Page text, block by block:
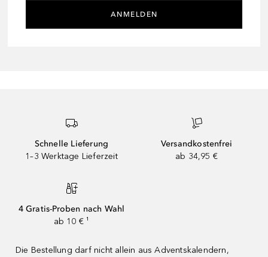
ANMELDEN
Schnelle Lieferung
1–3 Werktage Lieferzeit
Versandkostenfrei
ab 34,95 €
4 Gratis-Proben nach Wahl
ab 10 € ¹
Die Bestellung darf nicht allein aus Adventskalendern,